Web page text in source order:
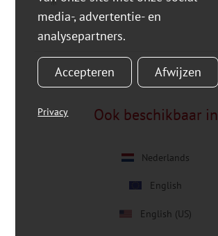
Ook beschikbaar in
Nederlands
English
English (US)
media-, advertentie- en
analysepartners.
Accepteren Afwijzen
Privacy